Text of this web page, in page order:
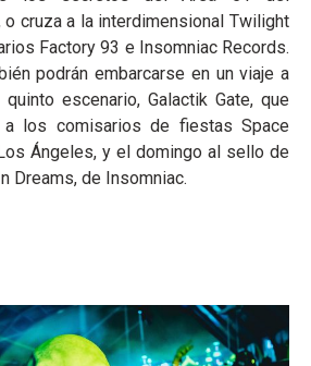
cruza a la interdimensional Twilight
Factory 93 e Insomniac Records.
podrán embarcarse en un viaje a
escenario, Galactik Gate, que
los comisarios de fiestas Space
Ángeles, y el domingo al sello de
Dreams, de Insomniac.